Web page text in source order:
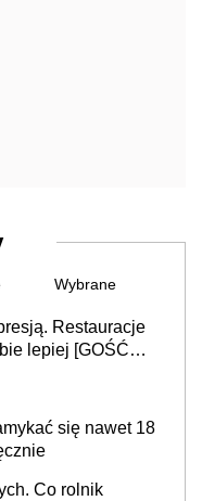
Wybrane
Restauracje
lepiej [GOŚĆ
się nawet 18
Co rolnik